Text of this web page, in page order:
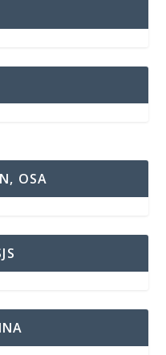
OSA